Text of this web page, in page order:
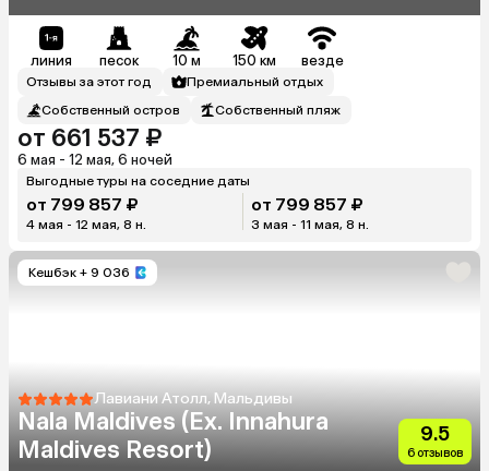
линия песок 10 м 150 км везде
Отзывы за этот год
Премиальный отдых
Собственный остров
Собственный пляж
от 661 537 ₽
6 мая - 12 мая, 6 ночей
Выгодные туры на соседние даты
от 799 857 ₽
4 мая - 12 мая, 8 н.
от 799 857 ₽
3 мая - 11 мая, 8 н.
Кешбэк + 9 036
Лавиани Атолл, Мальдивы
Nala Maldives (Ex. Innahura
Maldives Resort)
9.5
6 отзывов